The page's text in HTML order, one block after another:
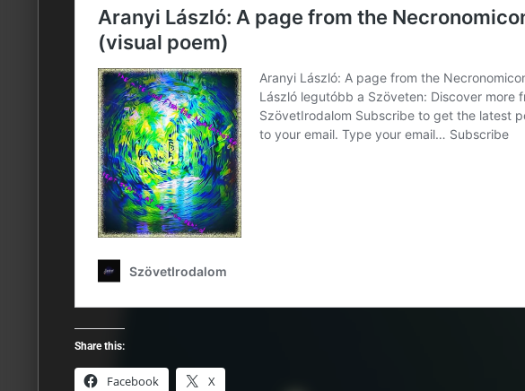
Share this:
Facebook X